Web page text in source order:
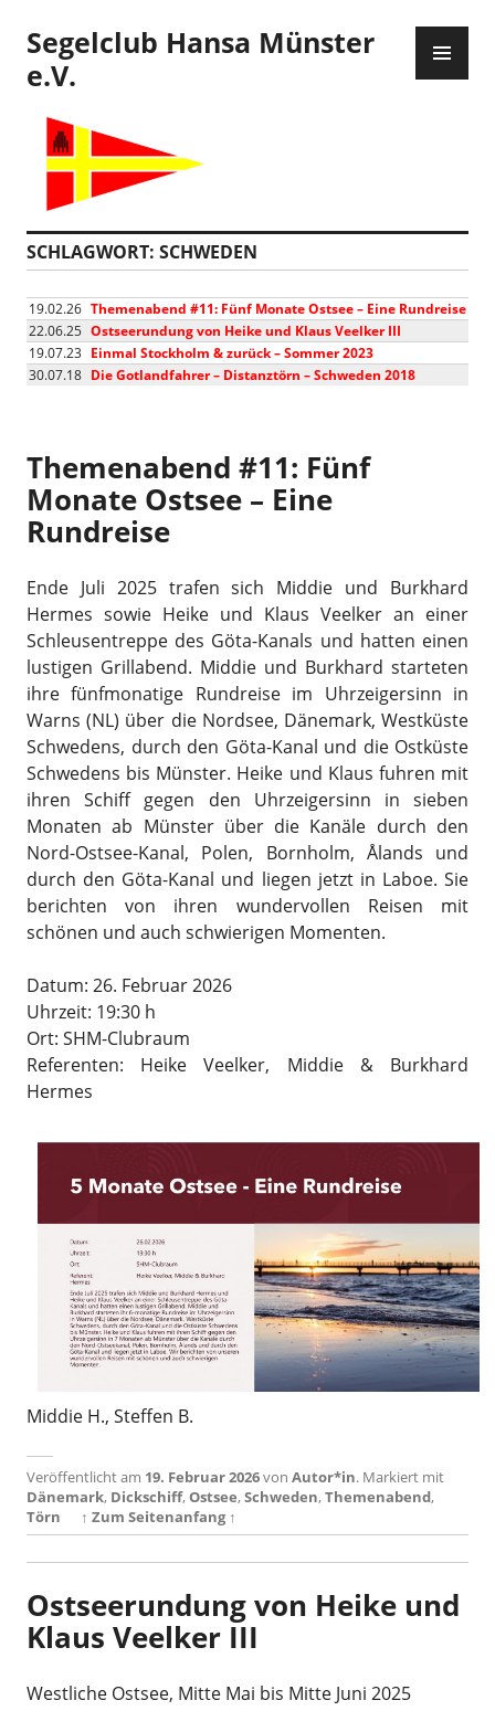
Inhalt
springen
Segelclub Hansa Münster
e.V.
SCHLAGWORT: SCHWEDEN
19.02.26 Themenabend #11: Fünf Monate Ostsee – Eine Rundreise
22.06.25 Ostseerundung von Heike und Klaus Veelker III
19.07.23 Einmal Stockholm & zurück – Sommer 2023
30.07.18 Die Gotlandfahrer – Distanztörn – Schweden 2018
Themenabend #11: Fünf
Monate Ostsee – Eine
Rundreise
Ende Juli 2025 trafen sich Middie und Burkhard
Hermes sowie Heike und Klaus Veelker an einer
Schleusentreppe des Göta-Kanals und hatten einen
lustigen Grillabend. Middie und Burkhard starteten
ihre fünfmonatige Rundreise im Uhrzeigersinn in
Warns (NL) über die Nordsee, Dänemark, Westküste
Schwedens, durch den Göta-Kanal und die Ostküste
Schwedens bis Münster. Heike und Klaus fuhren mit
ihren Schiff gegen den Uhrzeigersinn in sieben
Monaten ab Münster über die Kanäle durch den
Nord-Ostsee-Kanal, Polen, Bornholm, Ålands und
durch den Göta-Kanal und liegen jetzt in Laboe. Sie
berichten von ihren wundervollen Reisen mit
schönen und auch schwierigen Momenten.
Datum: 26. Februar 2026
Uhrzeit: 19:30 h
Ort: SHM-Clubraum
Referenten: Heike Veelker, Middie & Burkhard
Hermes
Middie H., Steffen B.
Veröffentlicht am 19. Februar 2026von Autor*in. Markiert mit
Dänemark, Dickschiff,Ostsee,Schweden,Themenabend,
Törn
↑ Zum Seitenanfang ↑
Ostseerundung von Heike und
Klaus Veelker III
Westliche Ostsee, Mitte Mai bis Mitte Juni 2025